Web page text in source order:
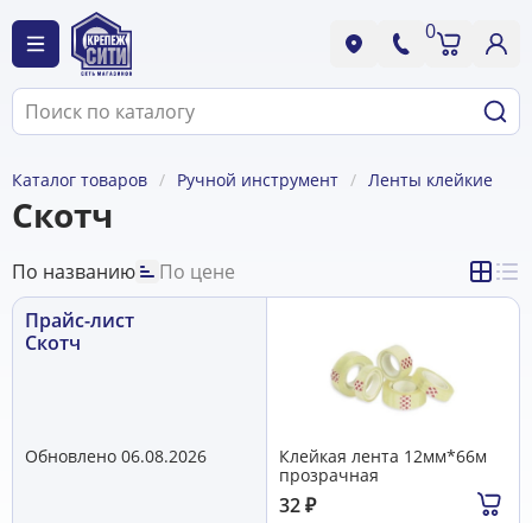
0
Каталог товаров Ручной инструмент Ленты клейкие
Скотч
По названию
По цене
Прайс-лист
Скотч
Обновлено 06.08.2026
Клейкая лента 12мм*66м
прозрачная
32₽